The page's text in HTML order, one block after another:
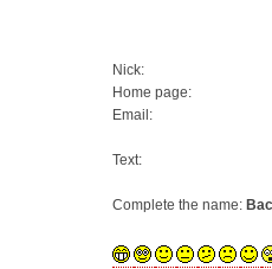
Nick:
Home page:
Email:
Text:
Complete the name: